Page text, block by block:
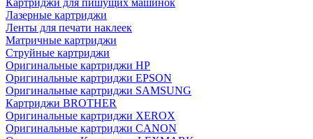
Картриджи для пишущих машинок
Лазерные картриджи
Ленты для печати наклеек
Матричные картриджи
Струйные картриджи
Оригинальные картриджи HP
Оригинальные картриджи EPSON
Оригинальные картриджи SAMSUNG
Картриджи BROTHER
Оригинальные картриджи XEROX
Оригинальные картриджи CANON